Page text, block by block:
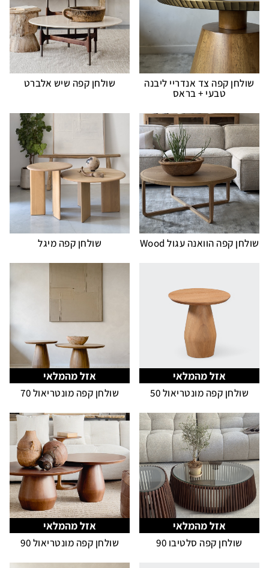
שולחן קפה צד אנדריי ליבנה
טבעי + בראס
שולחן קפה שיש אלברט
שולחן קפה הוואנה עגול Wood שולחן קפה מיגל
אזל מהמלאי
שולחן קפה מונטריאול 50
אזל מהמלאי
שולחן קפה מונטריאול 70
אזל מהמלאי
שולחן קפה סלטיבו 90
אזל מהמלאי
שולחן קפה מונטריאול 90